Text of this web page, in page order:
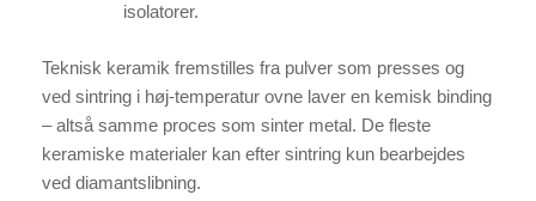
isolatorer.
Teknisk keramik fremstilles fra pulver som presses og
ved sintring i høj-temperatur ovne laver en kemisk binding
– altså samme proces som sinter metal. De fleste
keramiske materialer kan efter sintring kun bearbejdes
ved diamantslibning.